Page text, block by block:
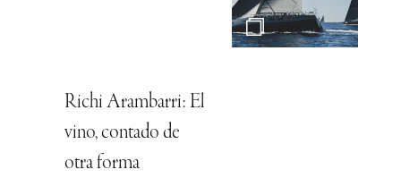
Richi Arambarri: El
vino, contado de
otra forma